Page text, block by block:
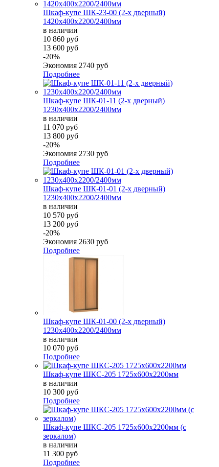
Шкаф-купе ШК-23-00 (2-х дверный)
1420х400х2200/2400мм
в наличии
10 860 руб
13 600 руб
-20%
Экономия 2740 руб
Подробнее
Шкаф-купе ШК-01-11 (2-х дверный)
1230х400х2200/2400мм
в наличии
11 070 руб
13 800 руб
-20%
Экономия 2730 руб
Подробнее
Шкаф-купе ШК-01-01 (2-х дверный)
1230х400х2200/2400мм
в наличии
10 570 руб
13 200 руб
-20%
Экономия 2630 руб
Подробнее
Шкаф-купе ШК-01-00 (2-х дверный)
1230х400х2200/2400мм
в наличии
10 070 руб
Подробнее
Шкаф-купе ШКС-205 1725х600х2200мм
в наличии
10 300 руб
Подробнее
Шкаф-купе ШКС-205 1725х600х2200мм (с
зеркалом)
в наличии
11 300 руб
Подробнее